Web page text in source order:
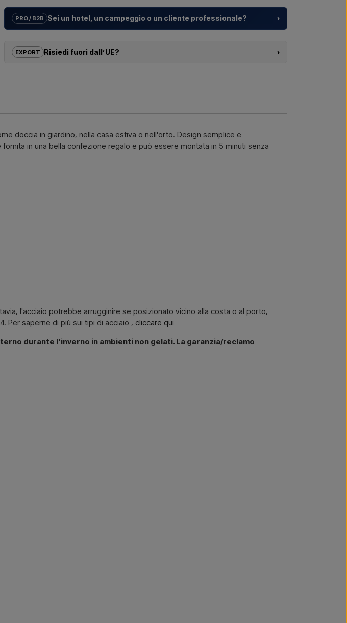
PRO / B2B Sei un hotel, un campeggio o un cliente professionale?
›
su misura
installazione.
EXPORT Risiedi fuori dall’UE?
›
Chiamaci →
doccia in giardino, nella casa estiva o nell'orto. Design semplice e
in una bella confezione regalo e può essere montata in 5 minuti senza
l'acciaio potrebbe arrugginire se posizionato vicino alla costa o al porto,
Per saperne di più sui tipi di acciaio , cliccare qui
durante l'inverno in ambienti non gelati. La garanzia/reclamo